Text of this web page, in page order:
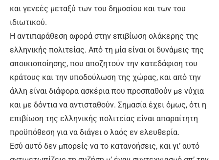
και γενεές μεταξύ των του δημοσίου και των του
ιδιωτικού.
Η αντιπαράθεση αφορά στην επιβίωση ολάκερης της
ελληνικής πολιτείας. Από τη μία είναι οι δυνάμεις της
αποικιοποίησης, που αποζητούν την κατεδάφιση του
κράτους και την υποδούλωση της χώρας, και από την
άλλη είναι διάφορα ασκέρια που προσπαθούν με νύχια
και με δόντια να αντισταθούν. Σημασία έχει όμως, ότι η
επιβίωση της ελληνικής πολιτείας είναι απαραίτητη
προϋπόθεση για να διάγει ο λαός εν ελευθερία.
Εσύ αυτό δεν μπορείς να το κατανοήσεις, και γι’ αυτό